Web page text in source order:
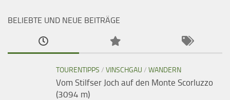
BELIEBTE UND NEUE BEITRÄGE
TOURENTIPPS / VINSCHGAU / WANDERN
Vom Stilfser Joch auf den Monte Scorluzzo
(3094 m)